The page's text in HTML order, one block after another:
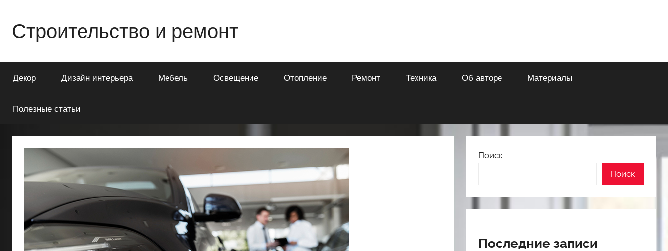
содержимому
Строительство и ремонт
о
строительстве
квартиры
Декор Дизайн интерьера Мебель Освещение Отопление Ремонт Техника Об авторе Материалы
Полезные статьи
Поиск
Поиск
Последние записи